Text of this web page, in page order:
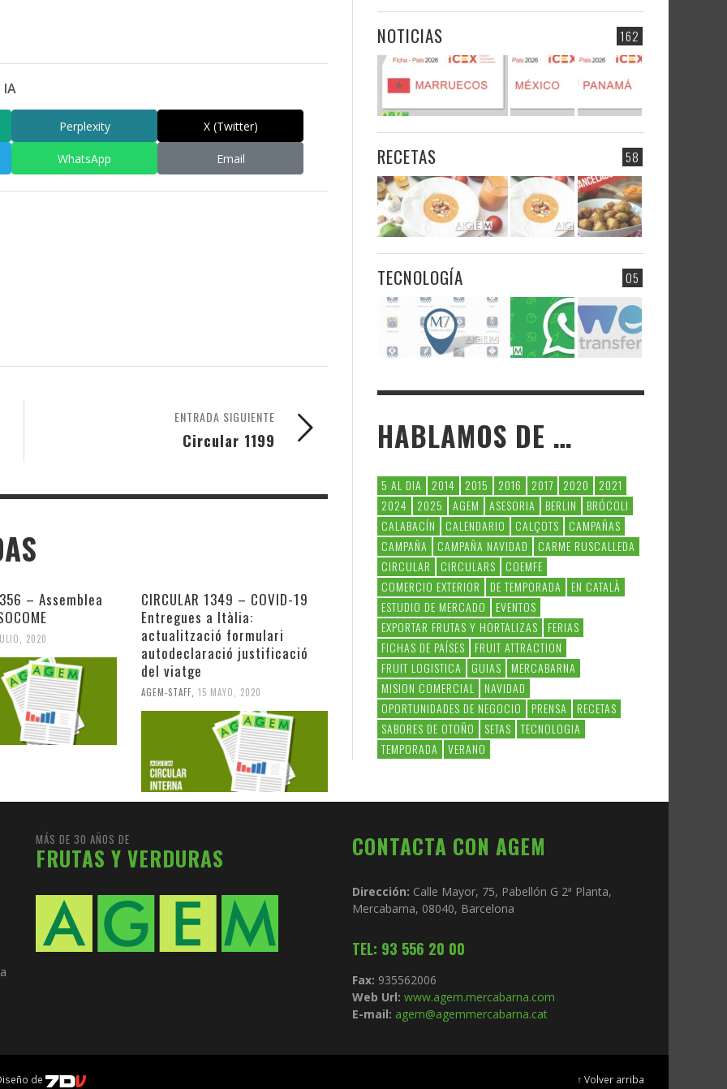
IA
Perplexity X (Twitter)
WhatsApp Email
ENTRADA SIGUIENTE
Circular 1199
– Assemblea
2020
CIRCULAR 1349 – COVID-19
Entregues a Itàlia:
actualització formulari
autodeclaració justificació
del viatge
AGEM-STAFF, 15 MAYO, 2020
162
NOTICIAS
58
RECETAS
05
TECNOLOGÍA
HABLAMOS DE …
5 AL DIA 2014 2015 2016 2017 2020
2021
2024
2025 AGEM ASESORIA BERLIN
BRÓCOLI
CALABACÍN
CALENDARIO CALÇOTS
CAMPAÑAS
CAMPAÑA
CAMPAÑA NAVIDAD
CARME RUSCALLEDA
CIRCULAR
CIRCULARS
COEMFE
COMERCIO EXTERIOR
DE TEMPORADA
EN CATALÀ
ESTUDIO DE MERCADO
EVENTOS
EXPORTAR FRUTAS Y HORTALIZAS
FERIAS
FICHAS DE PAÍSES
FRUIT ATTRACTION
FRUIT LOGISTICA
GUIAS
MERCABARNA
MISION COMERCIAL
NAVIDAD
OPORTUNIDADES DE NEGOCIO
PRENSA
RECETAS
SABORES DE OTOÑO
SETAS
TECNOLOGIA
TEMPORADA
VERANO
MÁS DE 30 AÑOS DE
FRUTAS Y VERDURAS CONTACTA CON AGEM
Dirección: Calle Mayor, 75, Pabellón G 2ª Planta,
Mercabarna, 08040, Barcelona
TEL: 93 556 20 00
Fax: 935562006
Web Url: www.agem.mercabarna.com
E-mail: agem@agemmercabarna.cat
de ↑ Volver arriba